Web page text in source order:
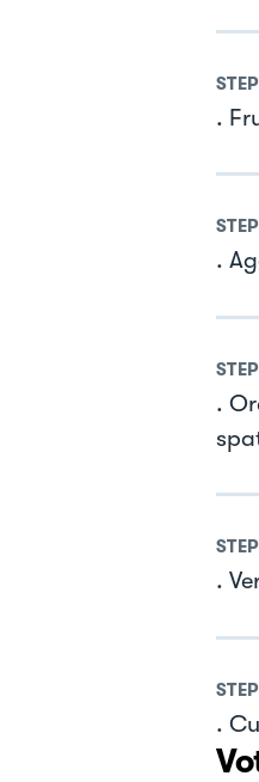
STEP
.
STEP
.
STEP
.
STEP
.
STEP
.